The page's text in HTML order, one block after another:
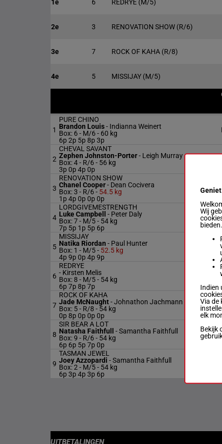
1e 6 REDRYE (M/5)
2e 3 RENOVATION SHOW (R/6)
3e 7 ROCK OF KAHA (R/8)
4e 5 MISSIJAY (M/5)
1
PURE CHINO
Brandon Louis- Indianna Weinert
Box: 6 - M/6 - 60 kg
6p 2p 5p 8p 3p
2
CHEVAL SAVANT
Zephen Johnston-Porter- Leigh Murray
Box: 4 - R/6 - 56 kg
3p 0p 4p 0p
3
RENOVATION SHOW
Chanel Cooper- Dean Cocivera
Box: 3 - R/6 - 54.5 kg
1p 4p 0p 0p 0p
4
LORDGIVEMESTRENGTH
Luke Campbell - Peter Daly
Box: 7 - M/5 - 54 kg
7p 5p 1p 5p 6p
5
MISSIJAY
Natika Riordan - Paul Hunter
Box: 1 - M/5 - 52.5 kg
4p 9p 0p 4p 9p
6
REDRYE
- Kirsten Melis
Box: 8 - M/5 - 54 kg
6p 7p 8p 7p
7
ROCK OF KAHA
Jade McNaught-Johnathon Jachmann
Box: 5 - R/8 - 54 kg
0p 8p 0p 0p 0p
8
SIR BEAR A LOT
Natasha Faithfull -Samantha Faithfull
Box: 9 - R/6 - 54 kg
6p 6p 5p 7p 0p
9
TASMAN JEWEL
Joey Azzopardi -Samantha Faithfull
Box: 2 - M/5 - 54 kg
6p 3p 4p 3p 6p
UITBETALINGEN
Wij
Indien
Via de
elk
Bekijk